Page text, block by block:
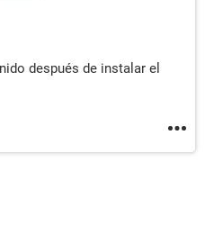
después de instalar el